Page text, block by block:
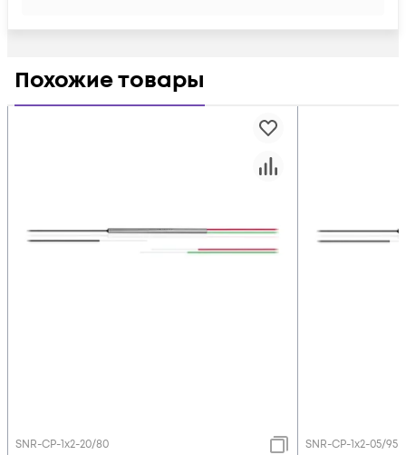
Похожие товары
SNR-CP-1x2-20/80 SNR-CP-1x2-05/95